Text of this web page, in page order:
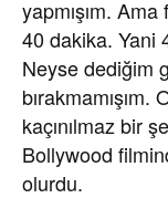
yapmışım.
40 dakika. Yani
Neyse dediğim
kaçınılmaz bir
Bollywood
olurdu.